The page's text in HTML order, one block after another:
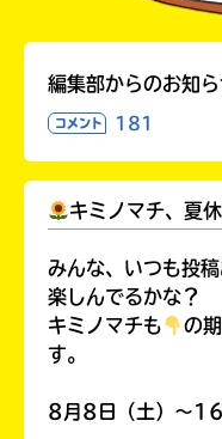
編集部からのお知
コメント 181
キミノマチ、夏
みんな、いつも投
楽しんでるかな？
キミノマチも
の
す。
8月8日（土）～16